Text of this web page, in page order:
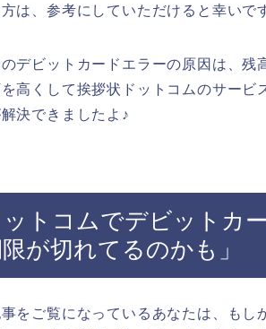
は、参考にしていただけると幸いで
デビットカードエラーの原因は、残
高くして挨拶状ドットコムのサー
決できましたよ♪
トコムでデビットカ
限が切れてるのかも」
をご覧になっているあなたは、もし